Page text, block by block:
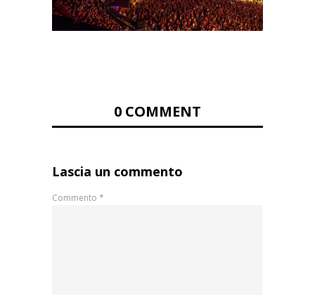
0 COMMENT
Lascia un commento
Commento *